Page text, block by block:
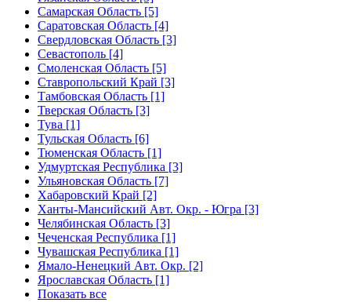
Самарская Область [5]
Саратовская Область [4]
Свердловская Область [3]
Севастополь [4]
Смоленская Область [5]
Ставропольский Край [3]
Тамбовская Область [1]
Тверская Область [3]
Тува [1]
Тульская Область [6]
Тюменская Область [1]
Удмуртская Республика [3]
Ульяновская Область [7]
Хабаровский Край [2]
Ханты-Мансийский Авт. Окр. - Югра [3]
Челябинская Область [3]
Чеченская Республика [1]
Чувашская Республика [1]
Ямало-Ненецкий Авт. Окр. [2]
Ярославская Область [1]
Показать все